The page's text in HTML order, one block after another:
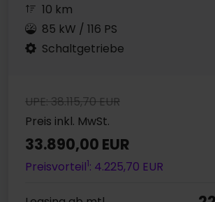
10 km
85 kW / 116 PS
Schaltgetriebe
UPE: 38.115,70 EUR
Preis inkl. MwSt.
33.890,00 EUR
Preisvorteil1: 4.225,70 EUR